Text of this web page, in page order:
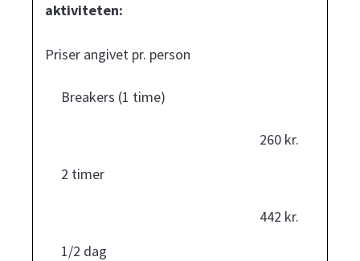
aktiviteten:
Priser angivet pr. person
Breakers (1 time)
260 kr.
2 timer
442 kr.
1/2 dag